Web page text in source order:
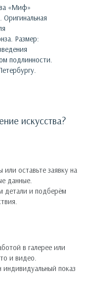
«Миф»
. Оригинальная
Размер:
подлинности.
искусства?
оставьте заявку на
данные.
детали и подберём
в галерее или
и видео.
показ